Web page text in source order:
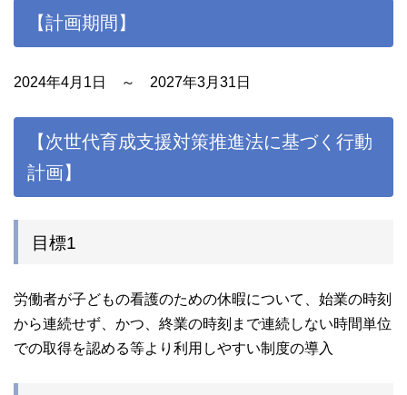
【計画期間】
2024年4月1日 ～ 2027年3月31日
【次世代育成支援対策推進法に基づく行動
計画】
目標1
労働者が子どもの看護のための休暇について、始業の時刻
から連続せず、かつ、終業の時刻まで連続しない時間単位
での取得を認める等より利用しやすい制度の導入